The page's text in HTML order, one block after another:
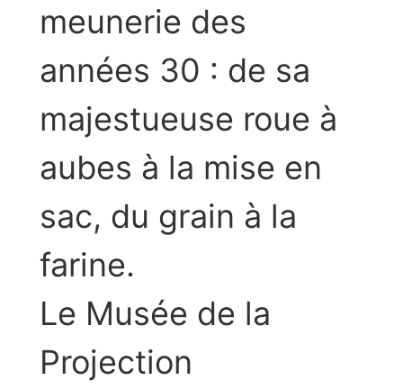
meunerie des
années 30 : de sa
majestueuse roue à
aubes à la mise en
sac, du grain à la
farine.
Le Musée de la
Projection